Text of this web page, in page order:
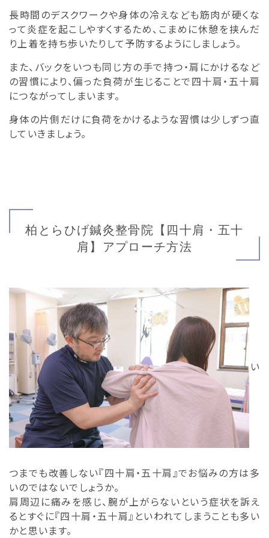
長時間のデスクワークや身体の冷えなども筋肉が硬くな
って炎症を起こしやすくするため、こまめに休憩を挟んだ
り上着を持ち歩いたりして予防するようにしましょう。
また、バックをいつも同じ方の手で持つ・肩にかけるなど
の習慣により、偏った負荷が生じることで四十肩・五十肩
につながってしまいます。
身体の片側だけに負荷をかけるような習慣は少しずつ直
していきましょう。
柏とらひげ鍼灸整骨院【四十肩・五十
肩】アプローチ方法
い
つまでも改善しない『四十肩・五十肩』でお悩みの方は多
いのではないでしょうか。
肩周辺に痛みを感じ、腕が上がらないという症状を訴え
るとすぐに『四十肩・五十肩』といわれてしまうことも多い
かと思います。